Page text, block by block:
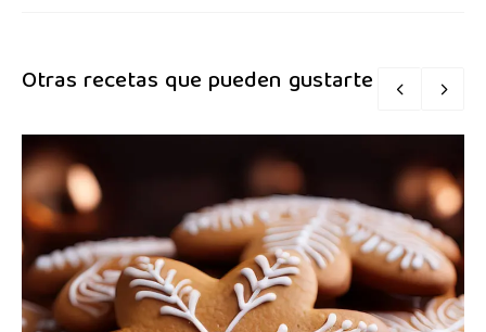
Otras recetas que pueden gustarte